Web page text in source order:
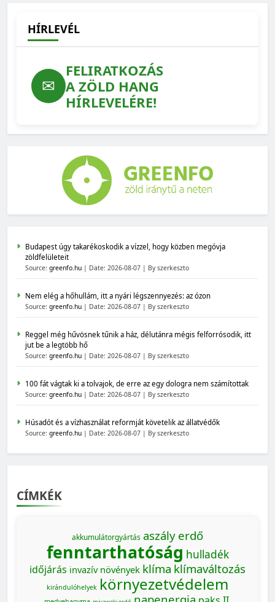
HÍRLEVÉL
✉
FELIRATKOZÁS
A ZÖLD HANG
HÍRLEVELÉRE!
Budapest úgy takarékoskodik a vízzel, hogy közben megóvja
zöldfelületeit
Source: greenfo.hu Date: 2026-08-07 By szerkeszto
Nem elég a hőhullám, itt a nyári légszennyezés: az ózon
Source: greenfo.hu Date: 2026-08-07 By szerkeszto
Reggel még hűvösnek tűnik a ház, délutánra mégis felforrósodik, itt
jut be a legtöbb hő
Source: greenfo.hu Date: 2026-08-07 By szerkeszto
100 fát vágtak ki a tolvajok, de erre az egy dologra nem számítottak
Source: greenfo.hu Date: 2026-08-07 By szerkeszto
Húsadót és a vízhasználat reformját követelik az állatvédők
Source: greenfo.hu Date: 2026-08-07 By szerkeszto
CÍMKÉK
akkumulátorgyártás aszály erdő
fenntarthatóság hulladék
időjárás invazív növények klíma klímaváltozás
kirándulóhelyek környezetvédelem